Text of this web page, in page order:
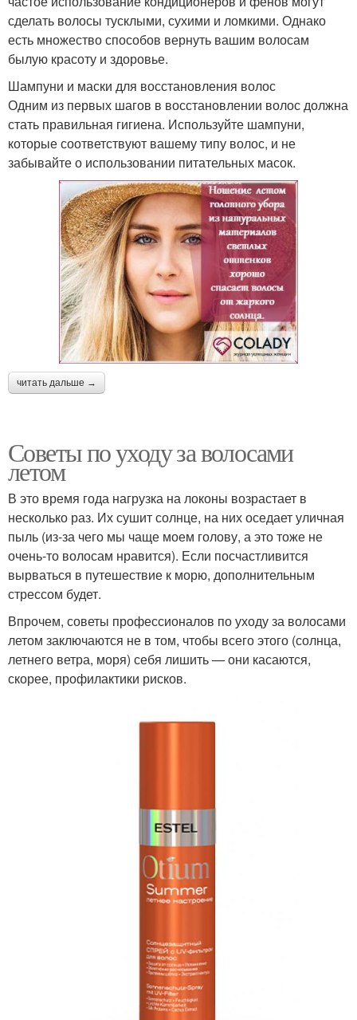
сделать волосы тусклыми, сухими и ломкими. Однако
есть множество способов вернуть вашим волосам
былую красоту и здоровье.
Шампуни и маски для восстановления волос
Одним из первых шагов в восстановлении волос должна
стать правильная гигиена. Используйте шампуни,
которые соответствуют вашему типу волос, и не
забывайте о использовании питательных масок.
читать дальше →
Советы по уходу за волосами
летом
В это время года нагрузка на локоны возрастает в
несколько раз. Их сушит солнце, на них оседает уличная
пыль (из-за чего мы чаще моем голову, а это тоже не
очень-то волосам нравится). Если посчастливится
вырваться в путешествие к морю, дополнительным
стрессом будет.
Впрочем, советы профессионалов по уходу за волосами
летом заключаются не в том, чтобы всего этого (солнца,
летнего ветра, моря) себя лишить — они касаются,
скорее, профилактики рисков.